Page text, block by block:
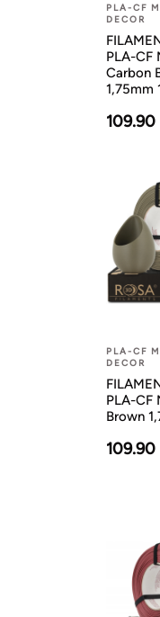
PLA-CF
DECOR
PLA-CF
Carbon
1,75mm
109.90
PLA-CF
DECOR
PLA-CF
Brown
109.90